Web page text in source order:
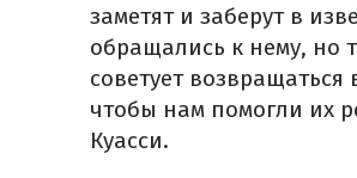
заметят и заберут в
обращались к нему, но
советует
чтобы нам помогли их
Куасси.